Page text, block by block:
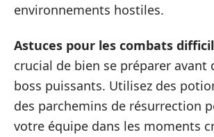
environnements hostiles.
Astuces pour les combats
crucial de bien se préparer avant
boss puissants. Utilisez des
des parchemins de résurrection
votre équipe dans les moments